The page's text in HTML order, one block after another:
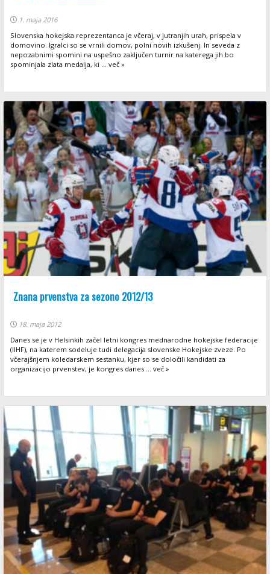
1. maja 2016
Slovenska hokejska reprezentanca je včeraj, v jutranjih urah, prispela v
domovino. Igralci so se vrnili domov, polni novih izkušenj. In seveda z
nepozabnimi spomini na uspešno zaključen turnir na katerega jih bo
spominjala zlata medalja, ki ... več »
Znana prvenstva za sezono 2012/13
18. maja 2012
Danes se je v Helsinkih začel letni kongres mednarodne hokejske federacije
(IIHF), na katerem sodeluje tudi delegacija slovenske Hokejske zveze. Po
včerajšnjem koledarskem sestanku, kjer so se določili kandidati za
organizacijo prvenstev, je kongres danes ... več »